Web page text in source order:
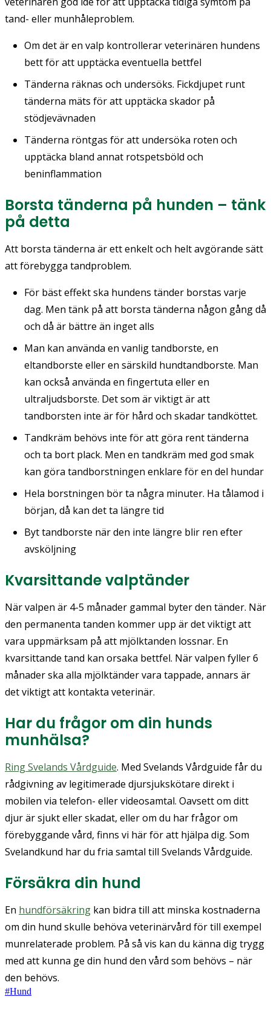
tand- eller munhåleproblem.
Om det är en valp kontrollerar veterinären hundens
bett för att upptäcka eventuella bettfel
Tänderna räknas och undersöks. Fickdjupet runt
tänderna mäts för att upptäcka skador på
stödjevävnaden
Tänderna röntgas för att undersöka roten och
upptäcka bland annat rotspetsböld och
beninflammation
Borsta tänderna på hunden – tänk
på detta
Att borsta tänderna är ett enkelt och helt avgörande sätt
att förebygga tandproblem.
För bäst effekt ska hundens tänder borstas varje
dag. Men tänk på att borsta tänderna någon gång då
och då är bättre än inget alls
Man kan använda en vanlig tandborste, en
eltandborste eller en särskild hundtandborste. Man
kan också använda en fingertuta eller en
ultraljudsborste. Det som är viktigt är att
tandborsten inte är för hård och skadar tandköttet.
Tandkräm behövs inte för att göra rent tänderna
och ta bort plack. Men en tandkräm med god smak
kan göra tandborstningen enklare för en del hundar
Hela borstningen bör ta några minuter. Ha tålamod i
början, då kan det ta längre tid
Byt tandborste när den inte längre blir ren efter
avsköljning
Kvarsittande valptänder
När valpen är 4-5 månader gammal byter den tänder. När
den permanenta tanden kommer upp är det viktigt att
vara uppmärksam på att mjölktanden lossnar. En
kvarsittande tand kan orsaka bettfel. När valpen fyller 6
månader ska alla mjölktänder vara tappade, annars är
det viktigt att kontakta veterinär.
Har du frågor om din hunds
munhälsa?
Ring Svelands Vårdguide. Med Svelands Vårdguide får du
rådgivning av legitimerade djursjukskötare direkt i
mobilen via telefon- eller videosamtal. Oavsett om ditt
djur är sjukt eller skadat, eller om du har frågor om
förebyggande vård, finns vi här för att hjälpa dig. Som
Svelandkund har du fria samtal till Svelands Vårdguide.
Försäkra din hund
En hundförsäkring kan bidra till att minska kostnaderna
om din hund skulle behöva veterinärvård för till exempel
munrelaterade problem. På så vis kan du känna dig trygg
med att kunna ge din hund den vård som behövs – när
den behövs.
#Hund